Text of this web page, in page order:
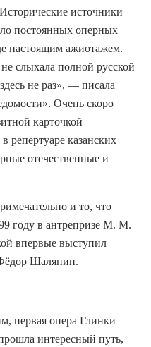
источники
постоянных оперных
настоящим ажиотажем.
слыхала полной русской
не раз», — писала
Очень скоро
карточкой
репертуаре казанских
отечественные и
и то, что
году в антрепризе М. М.
впервые выступил
Шаляпин.
первая опера Глинки
интересный путь,